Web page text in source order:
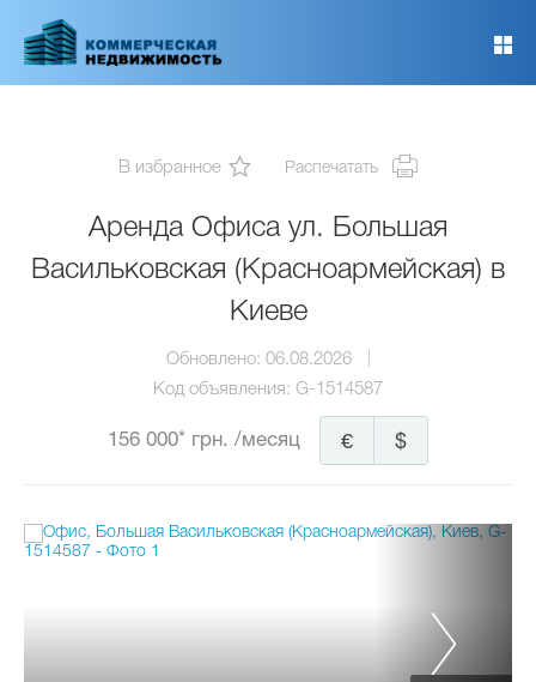
основному
В избранное Распечатать
Аренда Офиса ул. Большая
Васильковская (Красноармейская) в
Киеве
Обновлено: 06.08.2026
Код объявления: G-1514587
156 000* грн. /месяц $
€